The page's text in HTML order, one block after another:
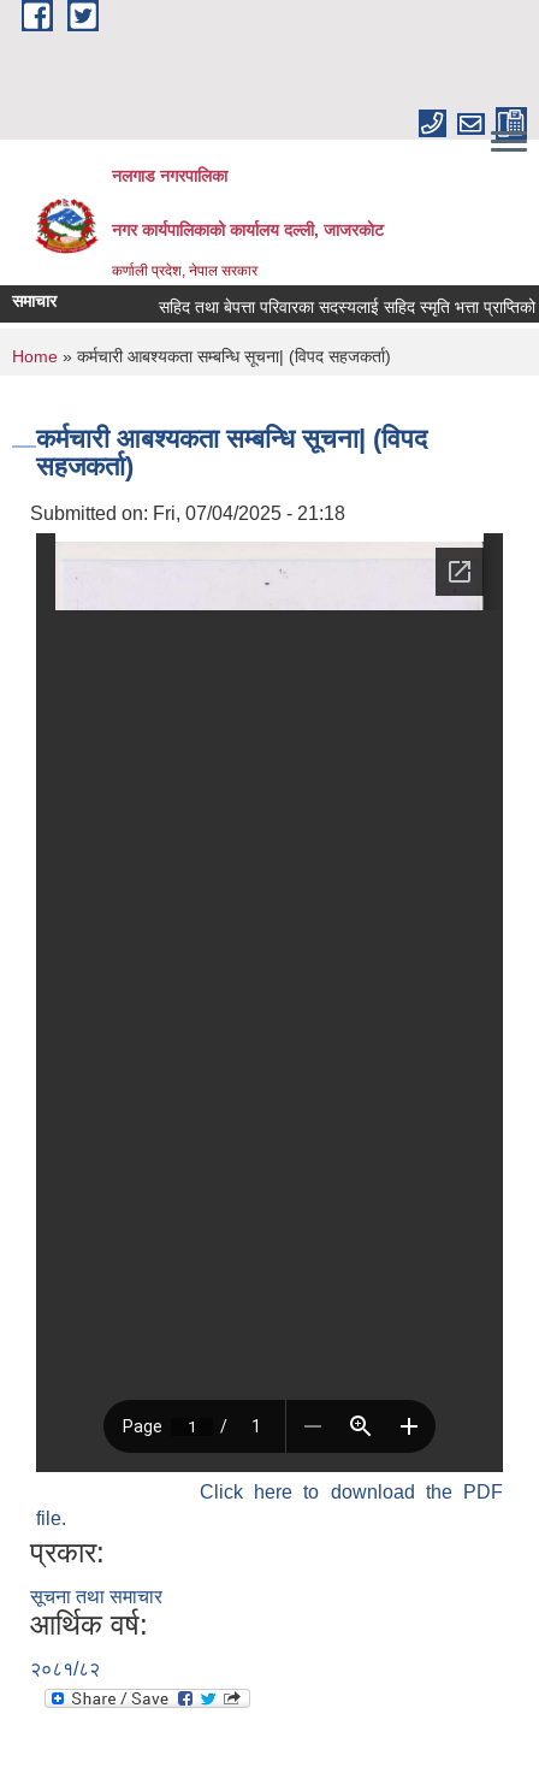
Skip to main content
नलगाड नगरपालिका
नगर कार्यपालिकाको कार्यालय दल्ली, जाजरकाेट
कर्णाली प्रदेश, नेपाल सरकार
समाचार सहिद तथा बेपत्ता परिवारका सदस्यलाई सहिद स्मृति भत्ता प्राप्तिको
You are here
Home » कर्मचारी आबश्यकता सम्बन्धि सूचना| (विपद सहजकर्ता)
कर्मचारी आबश्यकता सम्बन्धि सूचना| (विपद
सहजकर्ता)
Submitted on: Fri, 07/04/2025 - 21:18
Click here to download the PDF
file.
प्रकार:
सूचना तथा समाचार
आर्थिक वर्ष:
२०८१/८२